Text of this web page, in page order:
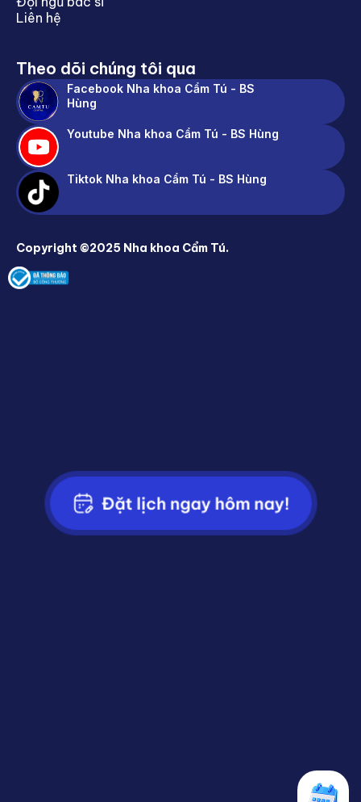
Liên hệ
Theo dõi chúng tôi qua
Facebook Nha khoa Cẩm Tú - BS
Hùng
Youtube Nha khoa Cẩm Tú - BS Hùng
Tiktok Nha khoa Cẩm Tú - BS Hùng
Copyright ©2025 Nha khoa Cẩm Tú.